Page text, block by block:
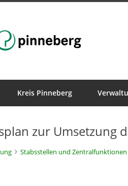
Kreis Pinneberg
zur Umsetzung
Stabsstellen und Zentralfunktionen